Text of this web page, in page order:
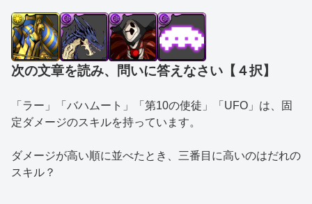
次の文章を読み、問いに答えなさい【４択】
「ラー」「バハムート」「第10の使徒」「UFO」は、固
定ダメージのスキルを持っています。
ダメージが高い順に並べたとき、三番目に高いのはだれの
スキル？